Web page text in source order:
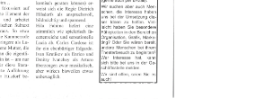
Ausgabe 25_2 | © Theatergemeinde